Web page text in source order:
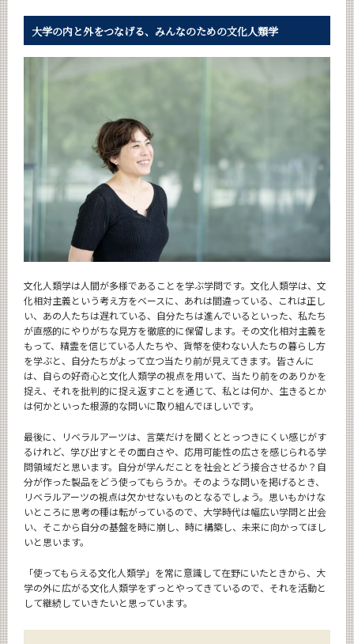
大学の内と外をつなげる、 みんなのための文化人類学
文化人類学は人間が多様であることを学ぶ学問です。文化人類学は、文
化相対主義という考え方をベースに、あれは間違っている、これは正し
い、あの人たちは遅れている、自分たちは進んでいるといった、私たち
が直感的にやりがちな見方を徹底的に保留します。その文化相対主義を
もって、精霊を信じている人たちや、貨幣を使わない人たちの暮らし方
を学ぶと、自分たちがよって立つ当たり前が見えてきます。皆さんに
は、自らの好奇心と文化人類学の視点を用いて、当たり前をのありかを
捉え、それを批判的に捉え返すことを通じて、私とは何か、生きるとか
は何かといった根源的な問いに取り組んでほしいです。
最後に、リベラルアーツは、言葉だけを聞くととっつきにくい感じがす
るけれど、学び出すとその面白さや、応用可能性の広さを感じられる学
問領域だと思います。自分が学んだことを社会とどう接合させるか？自
分が作った製品をどう使ってもらうか。そのような問いを掲げるとき、
リベラルアーツの視点は欠かせないものとなるでしょう。思いもかけな
いところに思考の種は転がっているので、大学時代は幅広い学問と出会
い、そこから自分の基盤を時に崩し、時に構築し、未来に向かってほし
いと思います。
「使ってもらえる文化人類学」を常に意識して在野にいたときから、大
学の外に広がる文化人類学をずっとやってきているので、それを活動と
して継続していきたいと思っています。